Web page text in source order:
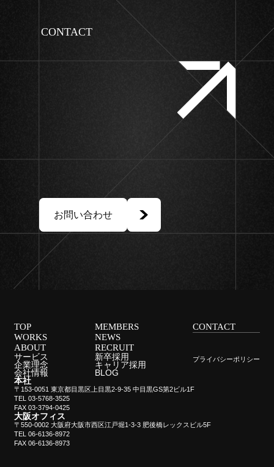
CONTACT
Value
Together.
お問い合わせ
本社
〒153-0051 東京都目黒区上目黒2-9-35 中目黒GS第2ビル1F
TEL 03-5768-3525
FAX 03-3794-0425
大阪オフィス
〒550-0002 大阪府大阪市西区江戸堀1-3-3 肥後橋レックスビル5F
TEL 06-6136-8972
FAX 06-6136-8973
TOP
WORKS
ABOUT
サービス
企業理念
会社情報
MEMBERS
NEWS
RECRUIT
新卒採用
キャリア採用
BLOG
CONTACT
プライバシーポリシー